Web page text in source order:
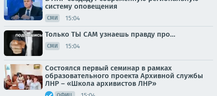
систему оповещения
СМИ 15:04
Только ТЫ САМ узнаешь правду про…
СМИ 15:04
Состоялся первый семинар в рамках
образовательного проекта Архивной службы
ЛНР – «Школа архивистов ЛНР»